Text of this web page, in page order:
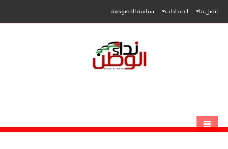
اتصل بنا الإعدادات سياسة الخصوصية